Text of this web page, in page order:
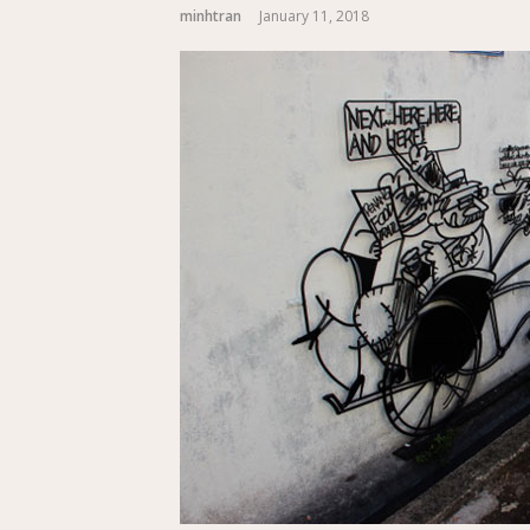
minhtran January 11, 2018